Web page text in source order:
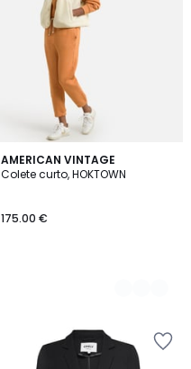
AMERICAN VINTAGE
Colete curto, HOKTOWN
175.00 €
4
Cores